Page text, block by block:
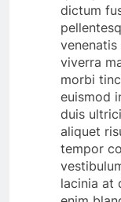
dictum
viverra
morbi
euismod
duis
aliquet
tempor
lacinia at